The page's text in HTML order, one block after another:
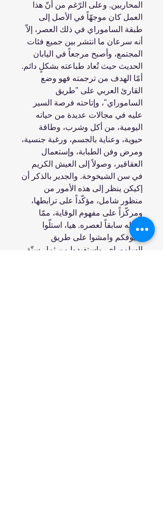
المحاربين. وعلى الرّغم من أنّ هذا
العمل كان موجهّاً في الأصل إلى
طبقة الساموراي في ذلك العصر، إلاّ
أنه سرعان ما انتشر بين جميع فئات
المجتمع، وأصبح مرجعاً في اليابان
الحديث حيث تُعاد طباعته بشكلٍ دائم.
أمّا الهدف من ترجمته فهو وضع
القارئ العربي على "طريق
الساموراي"، وإتاحته فرصة السير
عليه في مجالات عديدة من حياته
اليومية، من أكل وشرب، وطاقة
حيوية، وعناية بالجسم، ورغبة جنسية،
ومرض وفن الطبابة، وإستعمال
العقاقير، وصولاً إلى العيش الكريم
في سن الشيخوخة. والجدير بالذكر أن
إكيكن ينظر إلى هذه الأمور من
منظور شامل، مؤكّداً على ترابطها،
ومركّزاً على مفهوم الوقاية، ممّا
يجعله سابقاً لعصره. هيا، استلّوا
سيوفكم وامشوا على طريق
الساموراي، واستفيدوا من ثمار ستّة